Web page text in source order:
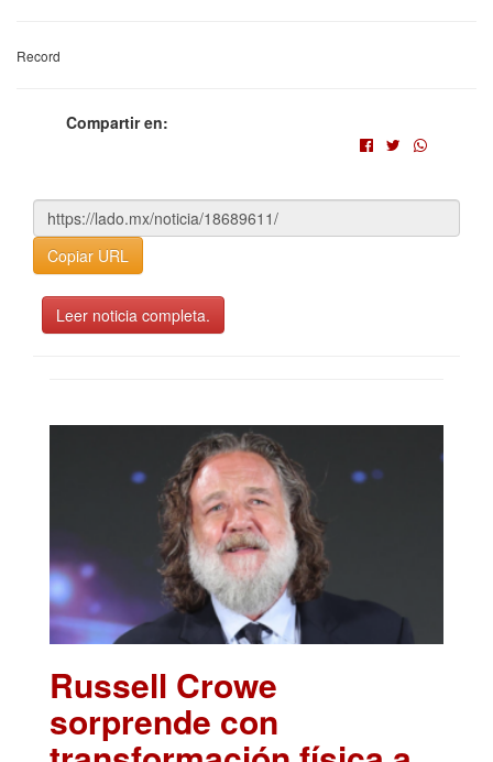
Record
Compartir en:
Copiar URL
Leer noticia completa.
Russell Crowe
sorprende con